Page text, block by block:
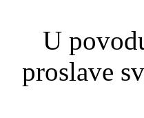
U
proslave